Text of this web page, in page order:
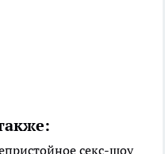
секс-шоу